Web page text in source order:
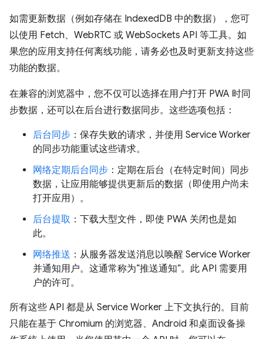
如需更新数据（例如存储在 IndexedDB 中的数据），您可
以使用 Fetch、WebRTC 或 WebSockets API 等工具。如
果您的应用支持任何离线功能，请务必也及时更新支持这些
功能的数据。
在兼容的浏览器中，您不仅可以选择在用户打开 PWA 时同
步数据，还可以在后台进行数据同步。这些选项包括：
后台同步 ：保存失败的请求，并使用 Service Worker
的同步功能重试这些请求。
网络定期后台同步 ：定期在后台（在特定时间）同步
数据，让应用能够提供更新后的数据（即使用户尚未
打开应用）。
后台提取 ：下载大型文件，即使 PWA 关闭也是如
此。
网络推送 ：从服务器发送消息以唤醒 Service Worker
并通知用户。这通常称为“推送通知”。此 API 需要用
户的许可。
所有这些 API 都是从 Service Worker 上下文执行的。目前
只能在基于 Chromium 的浏览器、Android 和桌面设备操